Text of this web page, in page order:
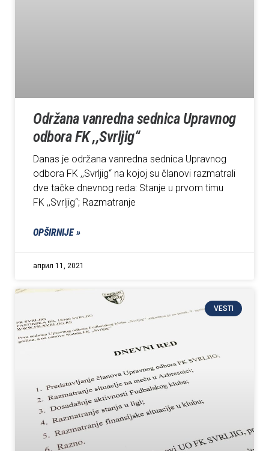
Održana vanredna sednica Upravnog
odbora FK ,,Svrljig“
Danas je održana vanredna sednica Upravnog
odbora FK ,,Svrljig“ na kojoj su članovi razmatrali
dve tačke dnevnog reda: Stanje u prvom timu
FK ,,Svrljig“; Razmatranje
OPŠIRNIJE »
април 11, 2021
VESTI